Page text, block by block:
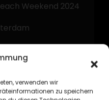
verwenden wir
zu speichern
Weekend 2024